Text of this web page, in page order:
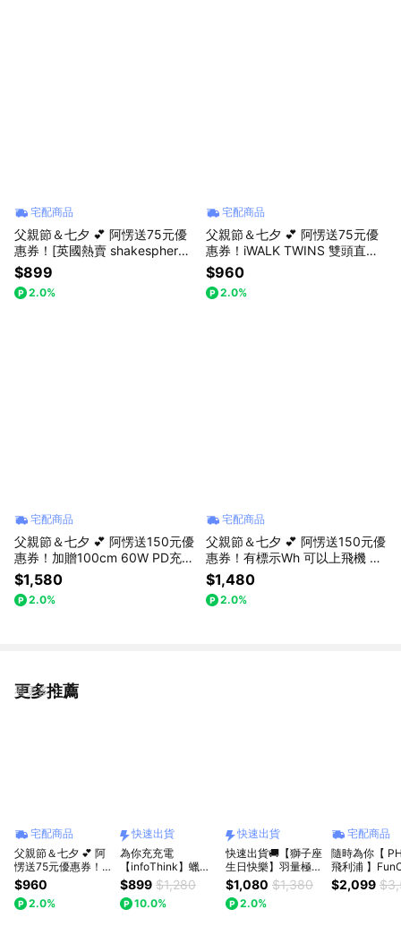
宅配商品
父親節＆七夕 💕 阿愣送75元優
惠券！[英國熱賣 shakesphere]
迷你版膠囊搖搖杯 300mL MINI
Tritan Clear 可放熱水
$899
2.0%
宅配商品
父親節＆七夕 💕 阿愣送75元優
惠券！iWALK TWINS 雙頭直插
式行動電源｜附保護套 20W快充
4900mAh Type-c 蘋果i15 i16
輕巧好攜帶
$960
2.0%
宅配商品
父親節＆七夕 💕 阿愣送150元優
惠券！加贈100cm 60W PD充電
線 可上飛機有標示Wh 跟CCC認
證 [MYCELL] Zues Pro 九合一
多功能無線行動電源
$1,580
2.0%
宅配商品
父親節＆七夕 💕 阿愣送150元優
惠券！有標示Wh 可以上飛機 M
YCELL Mini Cube Pro 5 in 1 / 1
0000mAh MagSafe 磁吸多功能
行動電源
$1,480
2.0%
更多推薦
看更多
宅配商品
父親節＆七夕 💕 阿
愣送75元優惠券！
iWALK TWINS 雙頭
直插式行動電源｜附
保護套 20W快充
$960
2.0%
快速出貨
為你充充電
【infoThink】蠟筆
小新磁吸充電座-溫
泉造型(還能當手機
支架)快速出貨
$899 $1,280
10.0%
快速出貨
快速出貨🚚【獅子座
生日快樂】羽量極薄
0.69cm固態防爆磁
吸5000mAh行動電
源RB69 RASTO(本
$1,080 $1,380
2.0%
宅配商品
隨時為你【
飛利浦 】
3.0 45W 多合
吸行動電源 (
$2,099